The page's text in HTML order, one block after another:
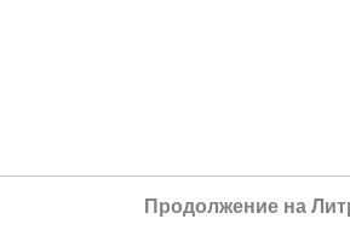
Продолжение на